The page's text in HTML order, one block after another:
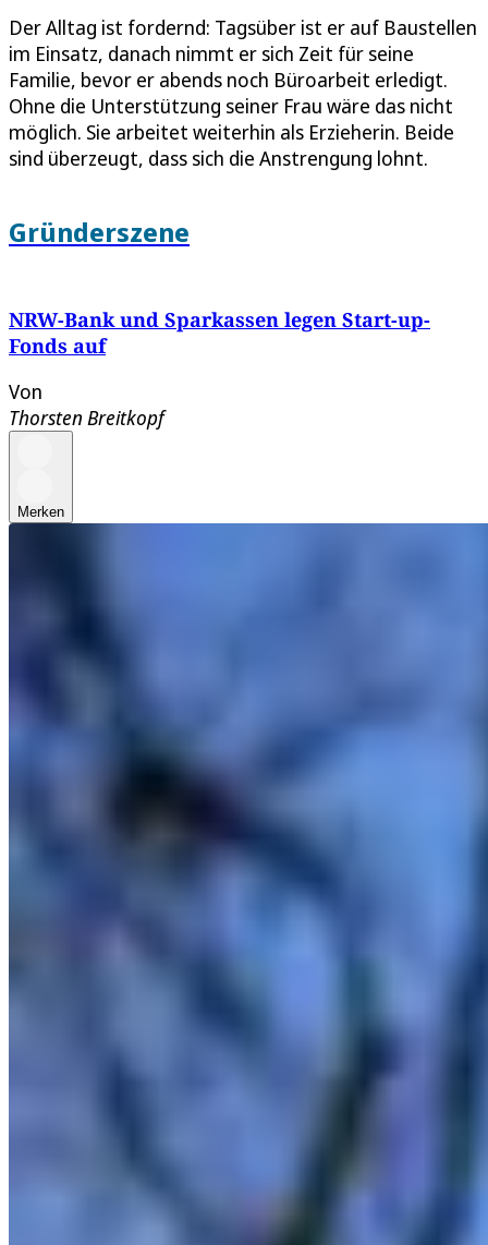
Der Alltag ist fordernd: Tagsüber ist er auf Baustellen
im Einsatz, danach nimmt er sich Zeit für seine
Familie, bevor er abends noch Büroarbeit erledigt.
Ohne die Unterstützung seiner Frau wäre das nicht
möglich. Sie arbeitet weiterhin als Erzieherin. Beide
sind überzeugt, dass sich die Anstrengung lohnt.
Gründerszene
NRW-Bank und Sparkassen legen Start-up-
Fonds auf
Von
Thorsten Breitkopf
Merken